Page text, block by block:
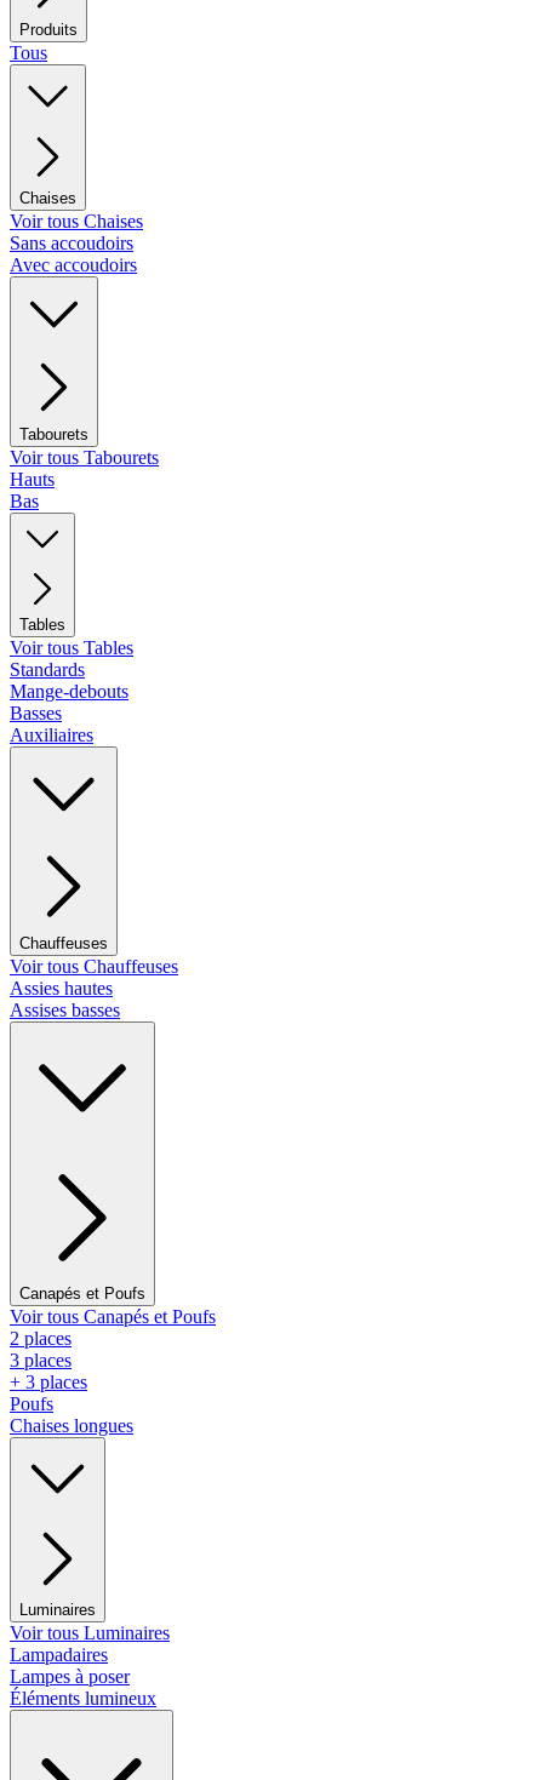
Produits
Tous
Chaises
Voir tous Chaises
Sans accoudoirs
Avec accoudoirs
Tabourets
Voir tous Tabourets
Hauts
Bas
Tables
Voir tous Tables
Standards
Mange-debouts
Basses
Auxiliaires
Chauffeuses
Voir tous Chauffeuses
Assies hautes
Assises basses
Canapés et Poufs
Voir tous Canapés et Poufs
2 places
3 places
+ 3 places
Poufs
Chaises longues
Luminaires
Voir tous Luminaires
Lampadaires
Lampes à poser
Éléments lumineux